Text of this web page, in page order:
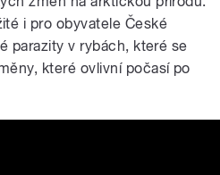
i pro obyvatele České
parazity v rybách, které se
které ovlivní počasí po